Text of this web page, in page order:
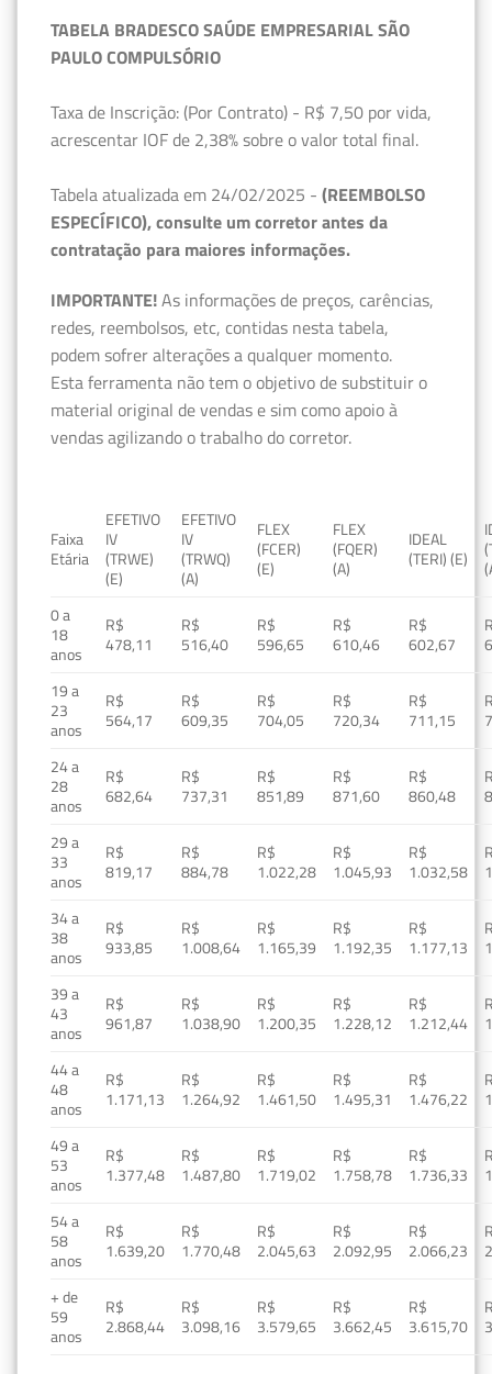
TABELA BRADESCO SAÚDE EMPRESARIAL SÃO
PAULO COMPULSÓRIO
Taxa de Inscrição: (Por Contrato) - R$ 7,50 por vida,
acrescentar IOF de 2,38% sobre o valor total final.
Tabela atualizada em 24/02/2025 - (REEMBOLSO
ESPECÍFICO), consulte um corretor antes da
contratação para maiores informações.
IMPORTANTE!As informações de preços, carências,
redes, reembolsos, etc, contidas nesta tabela,
podem sofrer alterações a qualquer momento.
Esta ferramenta não tem o objetivo de substituir o
material original de vendas e sim como apoio à
vendas agilizando o trabalho do corretor.
Faixa
Etária
EFETIVO
IV
(TRWE)
(E)
EFETIVO
IV
(TRWQ)
(A)
FLEX
(FCER)
(E)
FLEX
(FQER)
(A)
IDEAL
(TERI) (E)
0 a
18
anos
R$
478,11
R$
516,40
R$
596,65
R$
610,46
R$
602,67
19 a
23
anos
R$
564,17
R$
609,35
R$
704,05
R$
720,34
R$
711,15
24 a
28
anos
R$
682,64
R$
737,31
R$
851,89
R$
871,60
R$
860,48
29 a
33
anos
R$
819,17
R$
884,78
R$
1.022,28
R$
1.045,93
R$
1.032,58
34 a
38
anos
R$
933,85
R$
1.008,64
R$
1.165,39
R$
1.192,35
R$
1.177,13
39 a
43
anos
R$
961,87
R$
1.038,90
R$
1.200,35
R$
1.228,12
R$
1.212,44
44 a
48
anos
R$
1.171,13
R$
1.264,92
R$
1.461,50
R$
1.495,31
R$
1.476,22
49 a
53
anos
R$
1.377,48
R$
1.487,80
R$
1.719,02
R$
1.758,78
R$
1.736,33
54 a
58
anos
R$
1.639,20
R$
1.770,48
R$
2.045,63
R$
2.092,95
R$
2.066,23
+ de
59
anos
R$
2.868,44
R$
3.098,16
R$
3.579,65
R$
3.662,45
R$
3.615,70